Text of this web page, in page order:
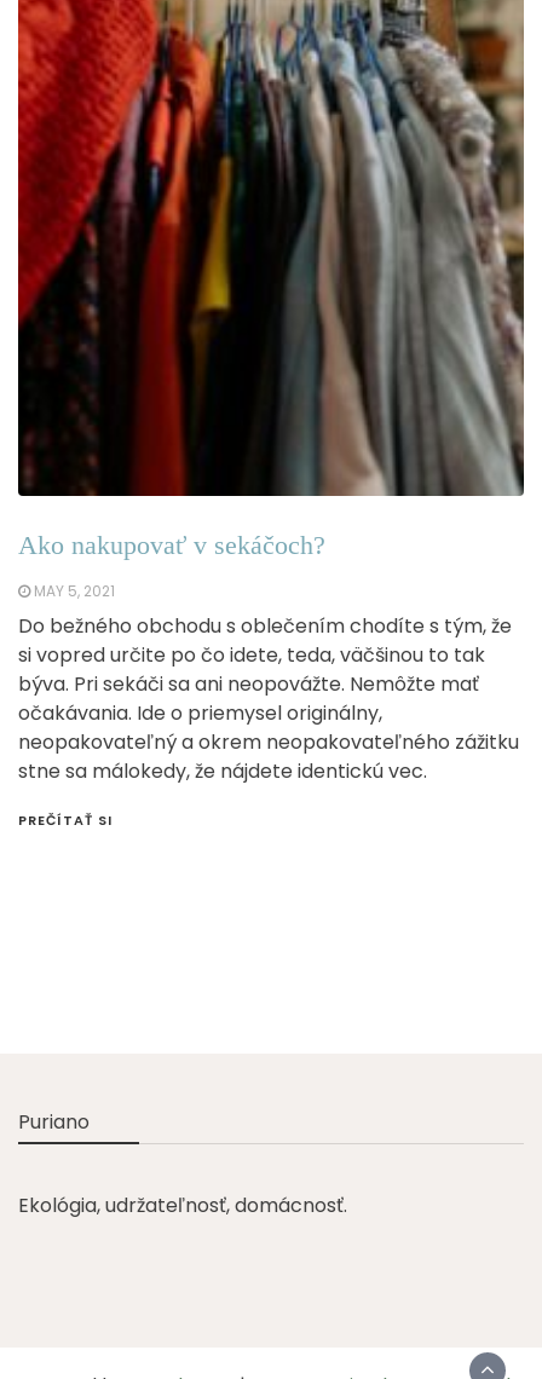
Ako nakupovať v sekáčoch?
MAY 5, 2021
Do bežného obchodu s oblečením chodíte s tým, že
si vopred určite po čo idete, teda, väčšinou to tak
býva. Pri sekáči sa ani neopovážte. Nemôžte mať
očakávania. Ide o priemysel originálny,
neopakovateľný a okrem neopakovateľného zážitku
stne sa málokedy, že nájdete identickú vec.
PREČÍTAŤ SI
Puriano
Ekológia, udržateľnosť, domácnosť.